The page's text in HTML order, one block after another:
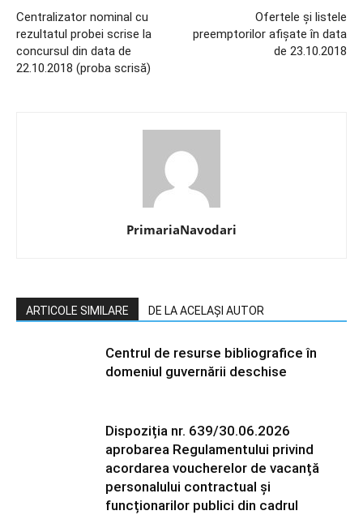
Centralizator nominal cu
rezultatul probei scrise la
concursul din data de
22.10.2018 (proba scrisă)
Ofertele și listele
preemptorilor afișate în data
de 23.10.2018
PrimariaNavodari
ARTICOLE SIMILARE DE LA ACELAȘI AUTOR
Centrul de resurse bibliografice în
domeniul guvernării deschise
Dispoziția nr. 639/30.06.2026
aprobarea Regulamentului privind
acordarea voucherelor de vacanță
personalului contractual și
funcționarilor publici din cadrul